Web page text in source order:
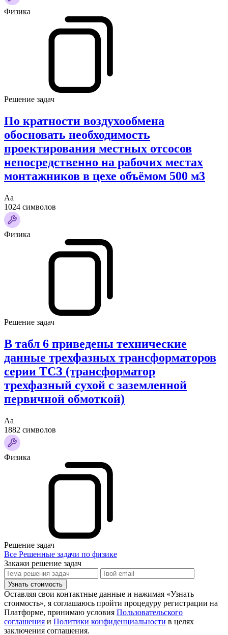
Физика
Решение задач
По кратности воздухообмена
обосновать необходимость
проектирования местных отсосов
непосредственно на рабочих местах
монтажников в цехе объёмом 500 м3
Аа
1024 символов
Физика
Решение задач
В табл 6 приведены технические
данные трехфазных трансформаторов
серии ТСЗ (трансформатор
трехфазный сухой с заземленной
первичной обмоткой)
Аа
1882 символов
Физика
Решение задач
Все Решенные задачи по физике
Закажи решение задач
Узнать стоимость
Оставляя свои контактные данные и нажимая «Узнать
стоимость», я соглашаюсь пройти процедуру регистрации на
Платформе, принимаю условия Пользовательского
соглашения и Политики конфиденциальности в целях
заключения соглашения.